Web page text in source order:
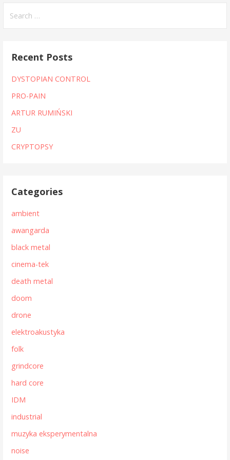
for:
Recent Posts
DYSTOPIAN CONTROL
PRO-PAIN
ARTUR RUMIŃSKI
ZU
CRYPTOPSY
Categories
ambient
awangarda
black metal
cinema-tek
death metal
doom
drone
elektroakustyka
folk
grindcore
hard core
IDM
industrial
muzyka eksperymentalna
noise